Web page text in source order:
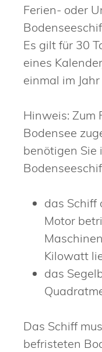
Ferien- oder
Es gilt für 30
eines
einmal im
Hinweis: Zum
Bodensee
benötigen Sie
das Schiff
Motor
Kilowatt
das
Das Schiff
befristeten